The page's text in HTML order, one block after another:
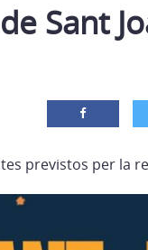
Sant
previstos per la